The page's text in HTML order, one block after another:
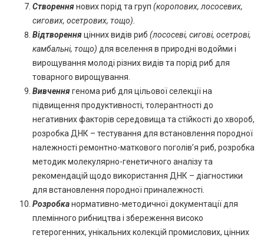
Створеннянових порід та груп (коропових, лососевих,
сигових, осетрових, тощо).
Відтворенняцінних видів риб (лососеві, сигові, осетрові,
камбальні, тощо) для вселення в природні водойми і
вирощування молоді різних видів та порід риб для
товарного вирощування.
Вивченнягенома риб для цільової селекції на
підвищення продуктивності, толерантності до
негативних факторів середовища та стійкості до хвороб,
розробка ДНК – тестування для встановлення породної
належності ремонтно-маткового поголів’я риб, розробка
методик молекулярно-генетичного аналізу та
рекомендацій щодо використання ДНК – діагностики
для встановлення породної приналежності.
Розробканормативно-методичної документації для
племінного рибництва і збереження високо
гетерогенних, унікальних колекцій промислових, цінних